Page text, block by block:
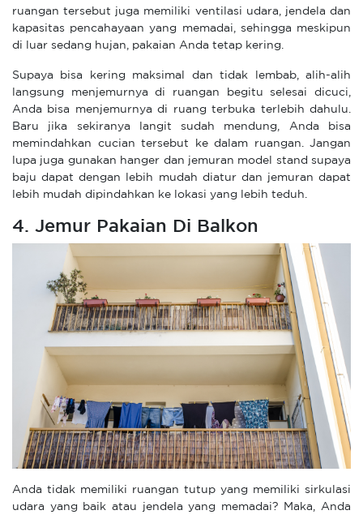
ruangan tersebut juga memiliki ventilasi udara, jendela dan
kapasitas pencahayaan yang memadai, sehingga meskipun
di luar sedang hujan, pakaian Anda tetap kering.
Supaya bisa kering maksimal dan tidak lembab, alih-alih
langsung menjemurnya di ruangan begitu selesai dicuci,
Anda bisa menjemurnya di ruang terbuka terlebih dahulu.
Baru jika sekiranya langit sudah mendung, Anda bisa
memindahkan cucian tersebut ke dalam ruangan. Jangan
lupa juga gunakan hanger dan jemuran model stand supaya
baju dapat dengan lebih mudah diatur dan jemuran dapat
lebih mudah dipindahkan ke lokasi yang lebih teduh.
4. Jemur Pakaian Di Balkon
Anda tidak memiliki ruangan tutup yang memiliki sirkulasi
udara yang baik atau jendela yang memadai? Maka, Anda